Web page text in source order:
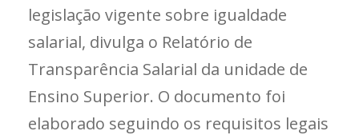
legislação vigente sobre igualdade
salarial, divulga o Relatório de
Transparência Salarial da unidade de
Ensino Superior. O documento foi
elaborado seguindo os requisitos legais